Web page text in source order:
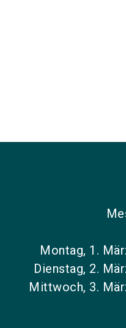
Montag, 1.
Dienstag, 2.
Mittwoch, 3.